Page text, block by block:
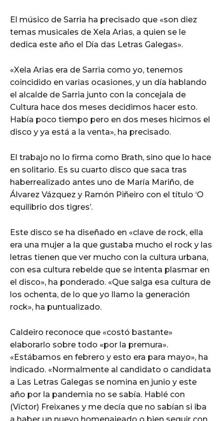
El músico de Sarria ha precisado que «son diez
temas musicales de Xela Arias, a quien se le
dedica este año el Día das Letras Galegas».
«Xela Arias era de Sarria como yo, tenemos
coincidido en varias ocasiones, y un día hablando
el alcalde de Sarria junto con la concejala de
Cultura hace dos meses decidimos hacer esto.
Había poco tiempo pero en dos meses hicimos el
disco y ya está a la venta», ha precisado.
El trabajo no lo firma como Brath, sino que lo hace
en solitario. Es su cuarto disco que saca tras
haberrealizado antes uno de María Mariño, de
Álvarez Vázquez y Ramón Piñeiro con el título ‘O
equilibrio dos tigres’.
Este disco se ha diseñado en «clave de rock, ella
era una mujer a la que gustaba mucho el rock y las
letras tienen que ver mucho con la cultura urbana,
con esa cultura rebelde que se intenta plasmar en
el disco», ha ponderado. «Que salga esa cultura de
los ochenta, de lo que yo llamo la generación
rock», ha puntualizado.
Caldeiro reconoce que «costó bastante»
elaborarlo sobre todo «por la premura».
«Estábamos en febrero y esto era para mayo», ha
indicado. «Normalmente al candidato o candidata
a Las Letras Galegas se nomina en junio y este
año por la pandemia no se sabía. Hablé con
(Víctor) Freixanes y me decía que no sabían si iba